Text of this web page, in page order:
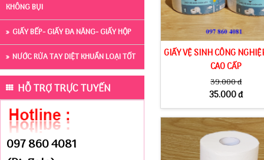
KHÔNG BỤI
GIẤY BẾP- GIẤY ĐA NĂNG- GIẤY HỘP
NƯỚC RỬA TAY DIỆT KHUẨN LOẠI TỐT
HỖ TRỢ TRỰC TUYẾN
097 860 4081
GIẤY VỆ SINH CÔNG
CAO CẤP
39.000 đ
35.000 đ